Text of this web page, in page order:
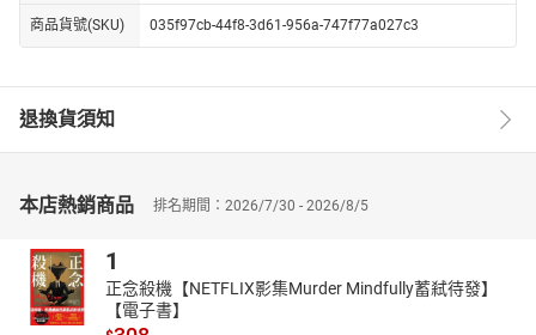
商品貨號(SKU) 035f97cb-44f8-3d61-956a-747f77a027c3
退換貨須知
本店熱銷商品 排名期間：2026/7/30 - 2026/8/5
1
正念殺機【NETFLIX影集Murder Mindfully蓄弒待發】
【電子書】